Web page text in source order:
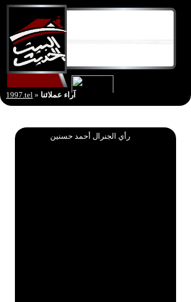
1997.tel » آراء عملائنا
رأي الجنرال أحمد حسنين